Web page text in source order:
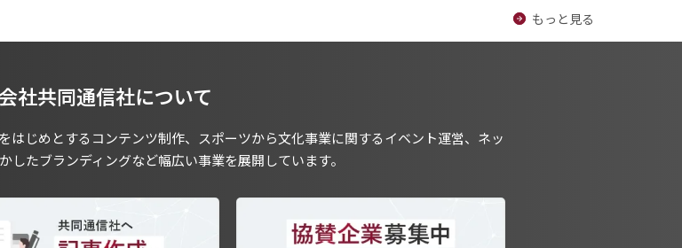
もっと見る
社共同通信社について
はじめとするコンテンツ制作、スポーツから文化事業に関するイベント運営、ネッ
したブランディングなど幅広い事業を展開しています。